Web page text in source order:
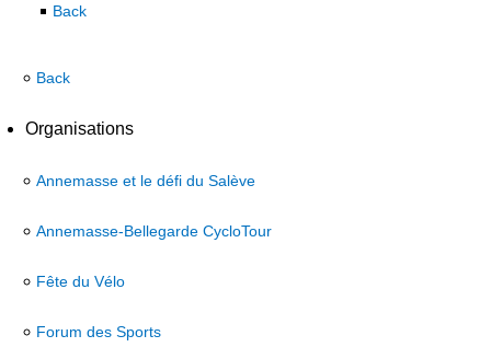
Back
Back
Organisations
Annemasse et le défi du Salève
Annemasse-Bellegarde CycloTour
Fête du Vélo
Forum des Sports